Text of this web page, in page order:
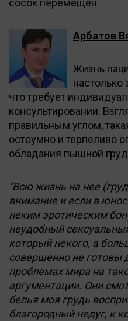
сосок перемещен.
Арбатов
Жизнь
что требует
консультировании.
правильным углом,
остоумно и терпеливо
обладания пышной
“Всю жизнь на нее
внимание и если в
неким эротическим
неудобный
который некого, а
совершенно не готовы
проблемах мира на
аргументации. Они
белья моя грудь
благородный недуг, к